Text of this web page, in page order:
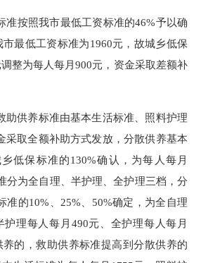
按照我市最低工资标准的46%予以确
最低工资标准为1960元，故城乡低保
整为每人每月900元，资金采取差额补
供养标准由基本生活标准、照料护理
采取全额补助方式发放，分散供养基本
低保标准的130%确认，为每人每月
分为全自理、半护理、全护理三档，分
准的10%、25%、50%确定，为全自理
护理每人每月490元、全护理每人每月
的，救助供养标准提高到分散供养的